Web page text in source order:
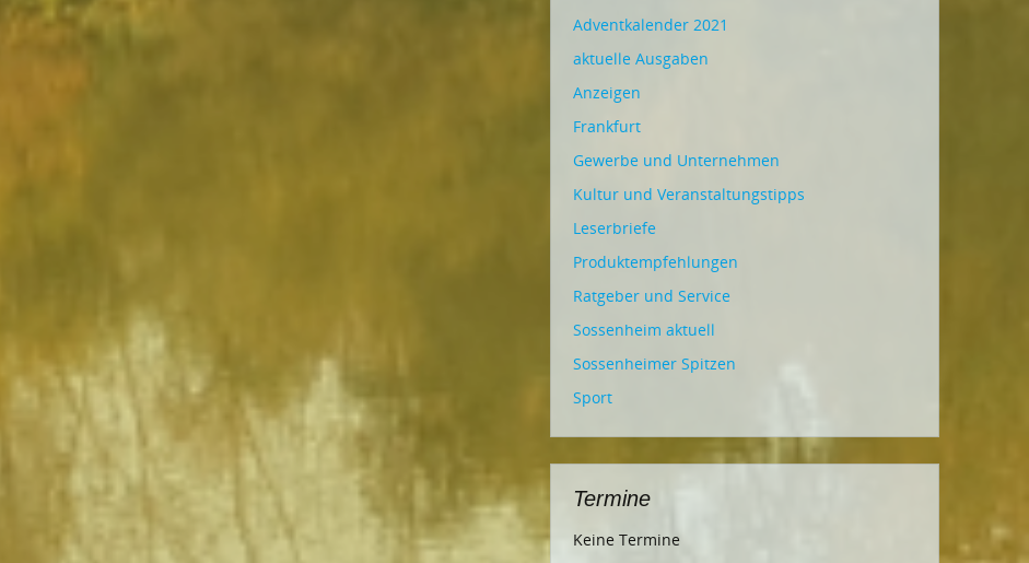
Adventkalender 2021
aktuelle Ausgaben
Anzeigen
Frankfurt
Gewerbe und Unternehmen
Kultur und Veranstaltungstipps
Leserbriefe
Produktempfehlungen
Ratgeber und Service
Sossenheim aktuell
Sossenheimer Spitzen
Sport
Termine
Keine Termine